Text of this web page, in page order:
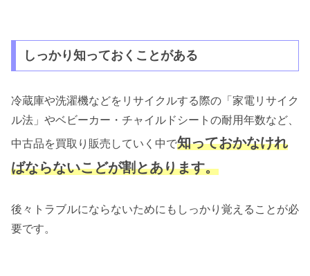
しっかり知っておくことがある
冷蔵庫や洗濯機などをリサイクルする際の「家電リサイク
ル法」やベビーカー・チャイルドシートの耐用年数など、
中古品を買取り販売していく中で知っておかなけれ
ばならないこどが割とあります。
後々トラブルにならないためにもしっかり覚えることが必
要です。